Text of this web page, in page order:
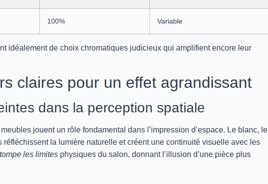
100% Variable
idéalement de choix chromatiques judicieux qui amplifient encore leur
claires pour un effet agrandissant
dans la perception spatiale
jouent un rôle fondamental dans l’impression d’espace. Le blanc, le
réfléchissent la lumière naturelle et créent une continuité visuelle avec les
les limites physiques du salon, donnant l’illusion d’une pièce plus